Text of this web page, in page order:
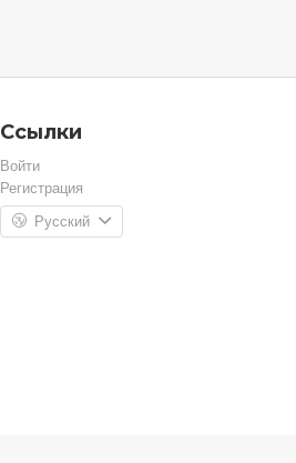
Ссылки
Войти
Регистрация
Русский